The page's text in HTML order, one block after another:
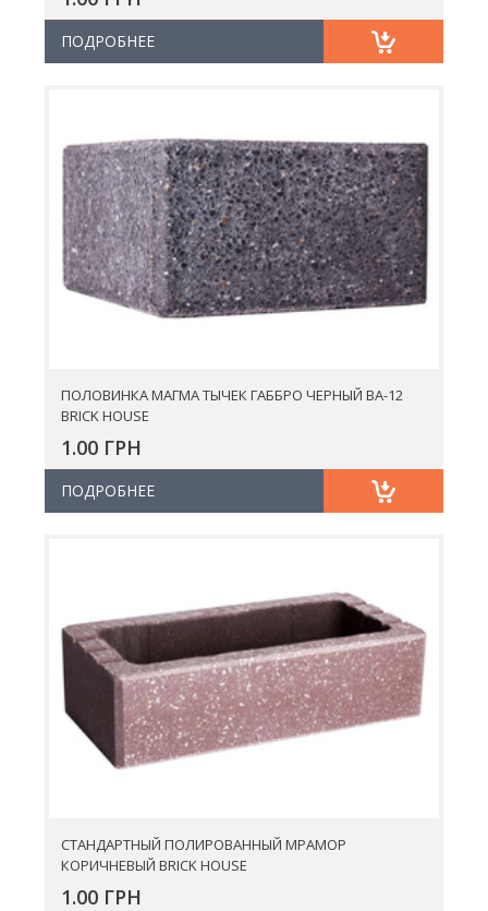
ПОДРОБНЕЕ
ПОЛОВИНКА МАГМА ТЫЧЕК ГАББРО ЧЕРНЫЙ BA-12
BRICK HOUSE
1.00 ГРН
ПОДРОБНЕЕ
СТАНДАРТНЫЙ ПОЛИРОВАННЫЙ МРАМОР
КОРИЧНЕВЫЙ BRICK HOUSE
1.00 ГРН